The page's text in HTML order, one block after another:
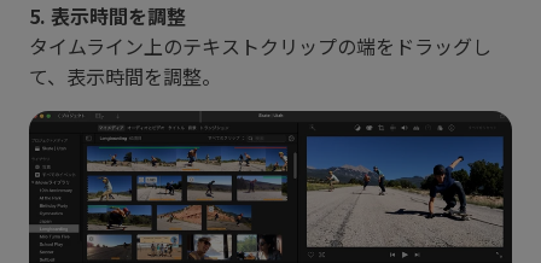
5. 表示時間を調整
タイムライン上のテキストクリップの端をドラッグし
て、表示時間を調整。